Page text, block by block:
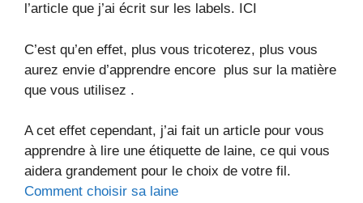
l’article que j’ai écrit sur les labels. ICI
C’est qu’en effet, plus vous tricoterez, plus vous
aurez envie d’apprendre encore plus sur la matière
que vous utilisez .
A cet effet cependant, j’ai fait un article pour vous
apprendre à lire une étiquette de laine, ce qui vous
aidera grandement pour le choix de votre fil.
Comment choisir sa laine